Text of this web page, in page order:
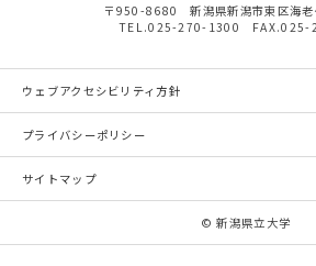
〒950-8680 新潟県新潟市東区海老
TEL.025-270-1300 FAX.025-
ウェブアクセシビリティ方針
プライバシーポリシー
サイトマップ
© 新潟県立大学